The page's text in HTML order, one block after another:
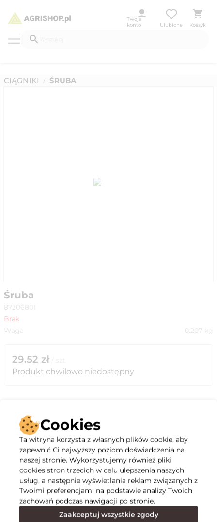
Twoje
konto
Ulubione Koszyk
CIĄGNIKI / ŚRUBA
Śruba
87306801
Brak
Waga
0.207 kg
29.52 zł
Produkt chwilowo niedostępny
Opis
Specyfikacja
Polecane
Cookies
Ta witryna korzysta z własnych plików cookie, aby
zapewnić Ci najwyższy poziom doświadczenia na
naszej stronie. Wykorzystujemy również pliki
cookies stron trzecich w celu ulepszenia naszych
usług, a następnie wyświetlania reklam związanych z
Twoimi preferencjami na podstawie analizy Twoich
zachowań podczas nawigacji po stronie.
Zaakceptuj wszystkie zgody